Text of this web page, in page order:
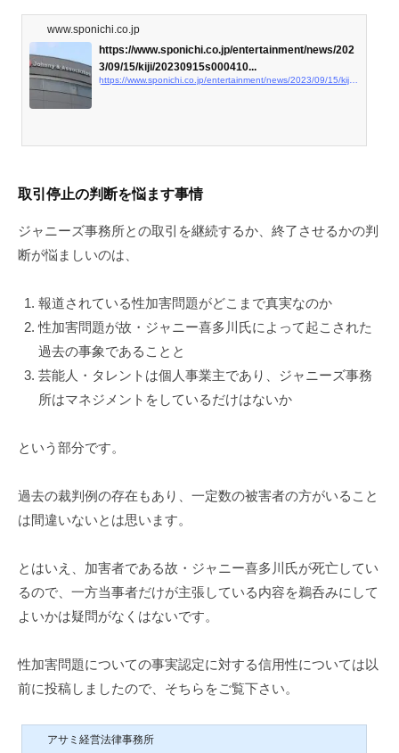
www.sponichi.co.jp
https://www.sponichi.co.jp/entertainment/news/202
3/09/15/kiji/20230915s000410...
取引停止の判断を悩ます事情
ジャニーズ事務所との取引を継続するか、終了させるかの判
断が悩ましいのは、
報道されている性加害問題がどこまで真実なのか
性加害問題が故・ジャニー喜多川氏によって起こされた
過去の事象であることと
芸能人・タレントは個人事業主であり、ジャニーズ事務
所はマネジメントをしているだけはないか
という部分です。
過去の裁判例の存在もあり、一定数の被害者の方がいること
は間違いないとは思います。
とはいえ、加害者である故・ジャニー喜多川氏が死亡してい
るので、一方当事者だけが主張している内容を鵜呑みにして
よいかは疑問がなくはないです。
性加害問題についての事実認定に対する信用性については以
前に投稿しましたので、そちらをご覧下さい。
アサミ経営法律事務所